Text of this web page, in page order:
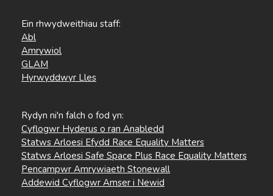
Ein rhwydweithiau staff:
Abl
Amrywiol
GLAM
Hyrwyddwyr Lles
Rydyn ni'n falch o fod yn:
Cyflogwr Hyderus o ran Anabledd
Statws Arloesi Efydd Race Equality Matters
Statws Arloesi Safe Space Plus Race Equality Matters
Pencampwr Amrywiaeth Stonewall
Addewid Cyflogwr Amser i Newid